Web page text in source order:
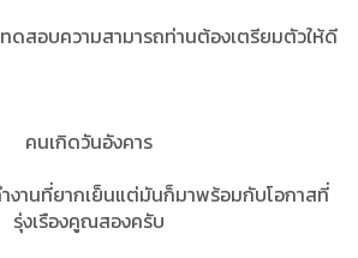
ดสอบความสามารถท่านต้องเตรียมตัวให้ดี
คนเกิดวันอังคาร
ำงานที่ยากเย็นแต่มันก็มาพร้อมกับโอกาสที่
รุ่งเรืองคูณสองครับ